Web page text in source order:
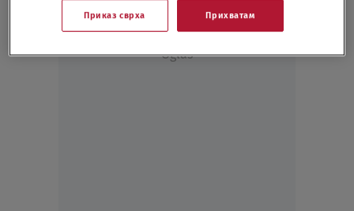
Oglas
Приказ сврха Прихватам